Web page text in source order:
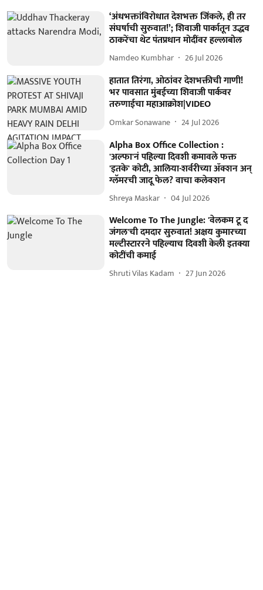
‘अंधभक्तांविरोधात देशभक्त जिंकले, ही तर
संघर्षाची सुरुवात!’; शिवाजी पार्कातून उद्धव
ठाकरेंचा थेट पंतप्रधान मोदींवर हल्लाबोल
Namdeo Kumbhar 26 Jul 2026
हातात तिरंगा, ओठांवर देशभक्तीची गाणी!
भर पावसात मुंबईच्या शिवाजी पार्कवर
तरुणाईचा महाआक्रोश|VIDEO
Omkar Sonawane 24 Jul 2026
Alpha Box Office Collection :
'अल्फा'नं पहिल्या दिवशी कमावले फक्त
'इतके' कोटी, आलिया-शर्वरीच्या ॲक्शन अन्
ग्लॅमरची जादू फेल? वाचा कलेक्शन
Shreya Maskar 04 Jul 2026
Welcome To The Jungle: 'वेलकम टू द
जंगल'ची दमदार सुरुवात! अक्षय कुमारच्या
मल्टीस्टाररने पहिल्याच दिवशी केली इतक्या
कोटींची कमाई
Shruti Vilas Kadam 27 Jun 2026